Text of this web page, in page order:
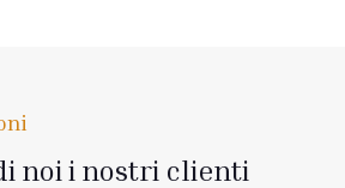
noi i nostri clienti